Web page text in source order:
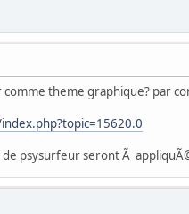
theme graphique? par
psysurfeur seront Ã